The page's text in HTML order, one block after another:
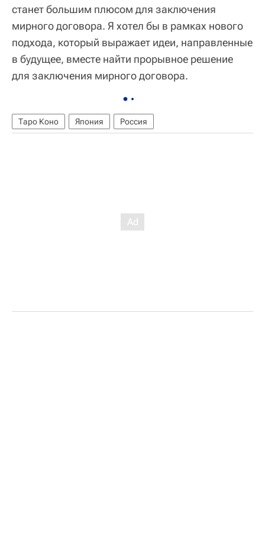
станет большим плюсом для заключения
мирного договора. Я хотел бы в рамках нового
подхода, который выражает идеи, направленные
в будущее, вместе найти прорывное решение
для заключения мирного договора.
Таро Коно Япония Россия